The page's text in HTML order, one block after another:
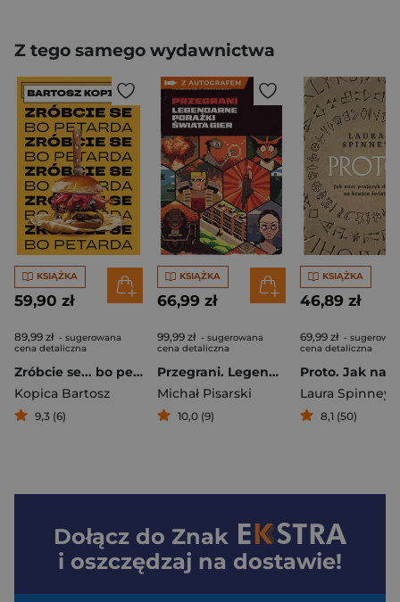
Z tego samego wydawnictwa
KSIĄŻKA
59,90 zł
89,99 zł - sugerowana
cena detaliczna
Zróbcie se... bo petarda
Kopica Bartosz
9,3 (6)
KSIĄŻKA
66,99 zł
99,99 zł - sugerowana
cena detaliczna
Przegrani. Legendarne porażki świata gier - książka z autografem
Michał Pisarski
10,0 (9)
KSIĄŻKA
46,89 zł
69,99 zł -
cena detaliczna
Laura Spinney
8,1 (50)
Dołącz do Znak
i oszczędzaj na dostawie!